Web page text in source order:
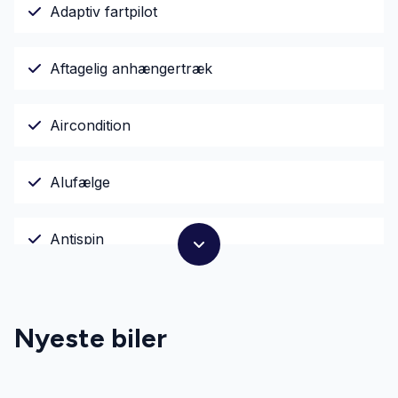
Adaptiv fartpilot
Aftagelig anhængertræk
Aircondition
Alufælge
Antispin
Auto nedblændelig bakspejl
Nyeste biler